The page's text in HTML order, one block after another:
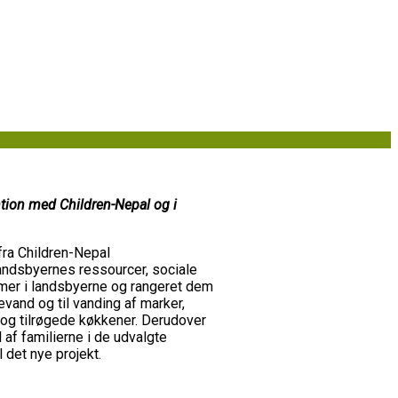
med Children-Nepal og i
Children-Nepal
ressourcer, sociale
i landsbyerne og rangeret dem
og til vanding af marker,
tilrøgede køkkener. Derudover
af familierne i de udvalgte
det nye projekt.